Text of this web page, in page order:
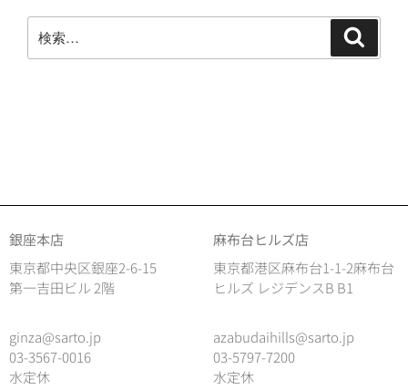
銀座本店
東京都中央区銀座2-6-15
第一吉田ビル 2階
ginza@sarto.jp
03-3567-0016
水定休
麻布台ヒルズ店
東京都港区麻布台1-1-2麻布台
ヒルズ レジデンスB B1
azabudaihills@sarto.jp
03-5797-7200
水定休